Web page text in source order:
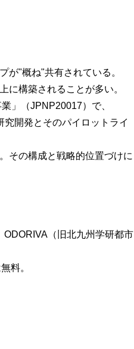
"概ね"共有されている。
構築されることが多い。
」（JPNP20017）で、
開発とそのパイロットライ
の構成と戦略的位置づけに
（旧北九州学研都市
料。